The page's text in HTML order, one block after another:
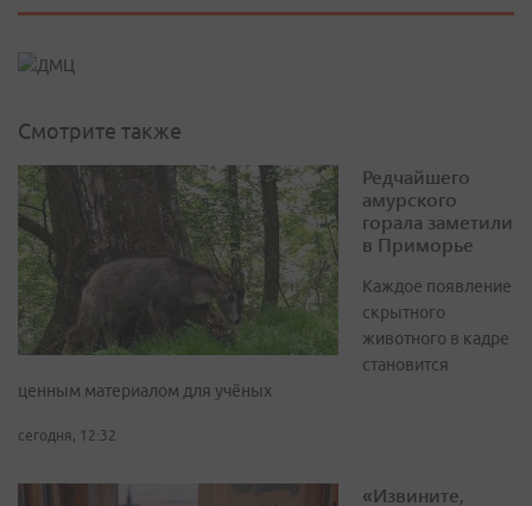
Смотрите также
Редчайшего
амурского
горала заметили
в Приморье
Каждое появление
скрытного
животного в кадре
становится
ценным материалом для учёных
сегодня, 12:32
«Извините,